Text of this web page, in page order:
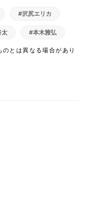
#沢尻エリカ
太 #本木雅弘
とは異なる場合があり